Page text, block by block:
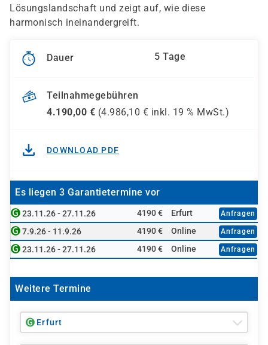
Lösungslandschaft und zeigt auf, wie diese
harmonisch ineinandergreift.
Dauer 5 Tage
Teilnahmegebühren
4.190,00 € (4.986,10 € inkl. 19 % MwSt.)
DOWNLOAD PDF
Es liegen 3 Garantietermine vor
23.11.26 - 27.11.26 4190 € Erfurt Anfragen
7.9.26 - 11.9.26 4190 € Online Anfragen
23.11.26 - 27.11.26 4190 € Online Anfragen
Weitere Termine
Erfurt